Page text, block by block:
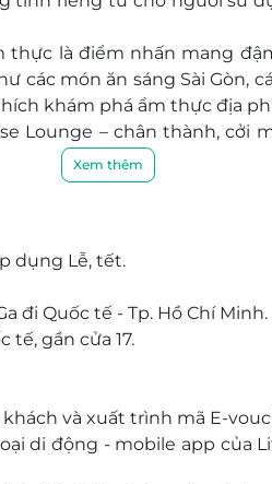
thực là điểm nhấn mang
các món ăn sáng Sài Gòn,
khám phá ẩm thực địa
Lounge – chân thành, cởi
gian, cách bài trí, mà
vụ, chăm sóc hành khách tin
Xem thêm
dụng Lễ, tết.
đi Quốc tế - Tp. Hồ Chí Minh.
tế, gần cửa 17.
khách và xuất trình mã E-
di động - mobile app của